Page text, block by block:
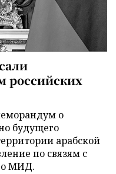
российских
о
будущего
арабской
по связям с
МИД.